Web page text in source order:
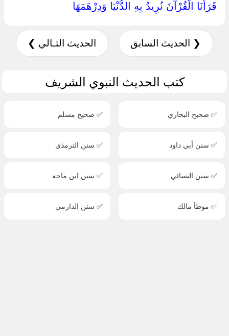
قَرَأْنَا الْقُرْآنَ نُرِيدُ بِهِ الدُّنْيَا وَدِرْهَمَهَا ‏
❮ الحديث السابق الحديث التـالي ❯
كتب الحديث النبوي الشريف
✅ صحيح البخاري ✅ صحيح مسلم
✅ سنن أبي داود ✅ سنن الترمذي
✅ سنن النسائي ✅ سنن ابن ماجه
✅ موطأ مالك ✅ سنن الدارمي